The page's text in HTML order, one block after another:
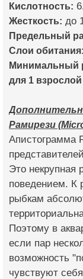
Кислотность:
Жесткость: до
Предельный
Слои обитания:
Минимальный
для 1
Рамирези
Апистограмма
Это некрупная
поведением. К
рыбкам
Поэтому в
если пар
возможность
чувствуют